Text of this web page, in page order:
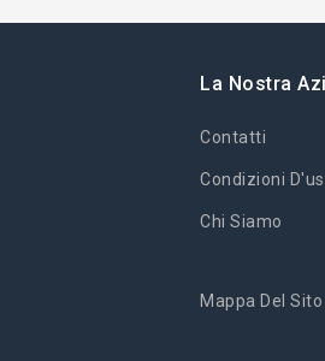
La Nostra
Contatti
Condizioni
Chi Siamo
Mappa Del Sito